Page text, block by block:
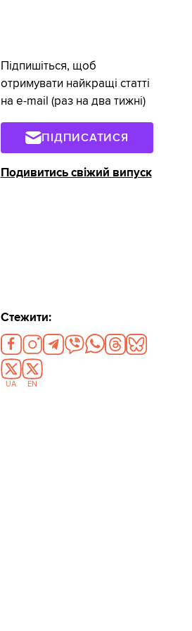
Підпишіться, щоб
отримувати найкращі статті
на e-mail (раз на два тижні)
ПІДПИСАТИСЯ
Подивитись свіжий випуск
Стежити:
UA EN